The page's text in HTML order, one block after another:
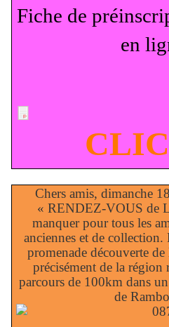
Fiche de
en
Chers amis, dimanche
« RENDEZ-VOUS de
manquer pour tous les
anciennes et de
promenade découverte
précisément de la région
parcours de 100km dans
de